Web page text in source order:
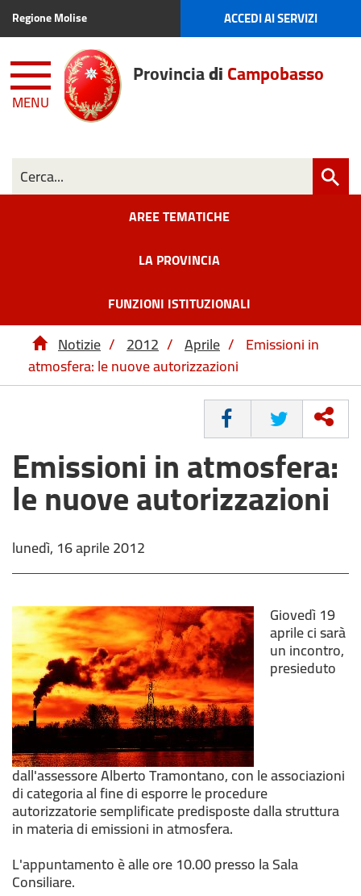
Regione Molise ACCEDI AI SERVIZI
MENU
ProvinciadiCampobasso
AREE TEMATICHE
LA PROVINCIA
FUNZIONI ISTITUZIONALI
Notizie / 2012 / Aprile / Emissioni in
atmosfera: le nuove autorizzazioni
CONDIVIDI
Emissioni in atmosfera:
le nuove autorizzazioni
lunedì, 16 aprile 2012
Giovedì 19
aprile ci sarà
un incontro,
presieduto
dall'assessore Alberto Tramontano, con le associazioni
di categoria al fine di esporre le procedure
autorizzatorie semplificate predisposte dalla struttura
in materia di emissioni in atmosfera.
L'appuntamento è alle ore 10.00 presso la Sala
Consiliare.